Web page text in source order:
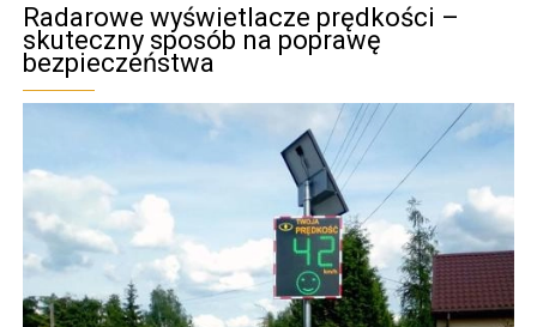
Radarowe wyświetlacze prędkości –
skuteczny sposób na poprawę
bezpieczeństwa